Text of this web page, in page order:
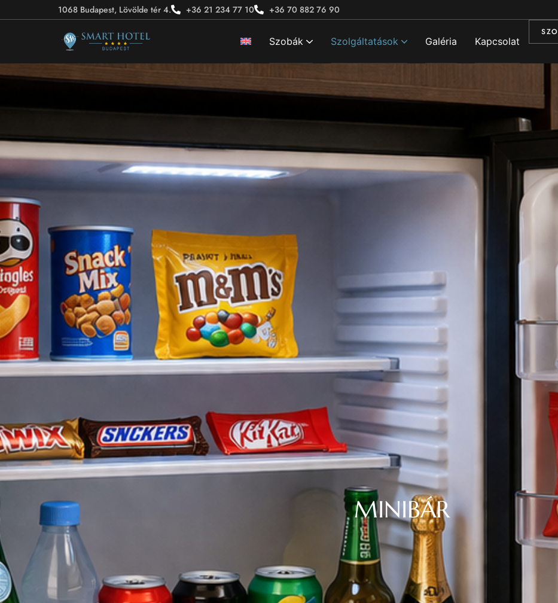
1068 Budapest, Lövölde tér 4. +36 21 234 77 10 +36 70 882 76 90
Szobák Szolgáltatások Galéria Kapcsolat
MINIBÁR